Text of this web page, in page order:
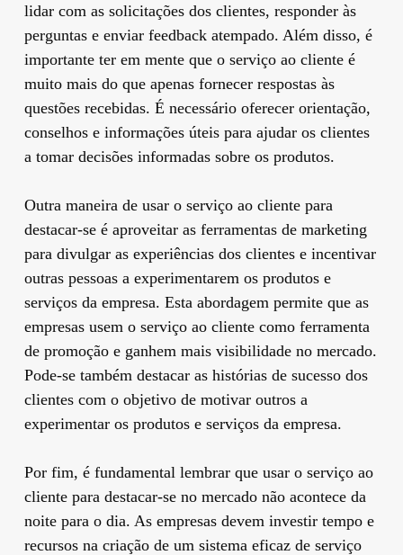
lidar com as solicitações dos clientes, responder às
perguntas e enviar feedback atempado. Além disso, é
importante ter em mente que o serviço ao cliente é
muito mais do que apenas fornecer respostas às
questões recebidas. É necessário oferecer orientação,
conselhos e informações úteis para ajudar os clientes
a tomar decisões informadas sobre os produtos.
Outra maneira de usar o serviço ao cliente para
destacar-se é aproveitar as ferramentas de marketing
para divulgar as experiências dos clientes e incentivar
outras pessoas a experimentarem os produtos e
serviços da empresa. Esta abordagem permite que as
empresas usem o serviço ao cliente como ferramenta
de promoção e ganhem mais visibilidade no mercado.
Pode-se também destacar as histórias de sucesso dos
clientes com o objetivo de motivar outros a
experimentar os produtos e serviços da empresa.
Por fim, é fundamental lembrar que usar o serviço ao
cliente para destacar-se no mercado não acontece da
noite para o dia. As empresas devem investir tempo e
recursos na criação de um sistema eficaz de serviço